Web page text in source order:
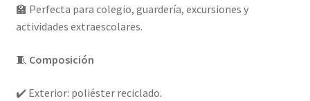
🏫 Perfecta para colegio, guardería, excursiones y
actividades extraescolares.
🧵 Composición
✔️ Exterior: poliéster reciclado.